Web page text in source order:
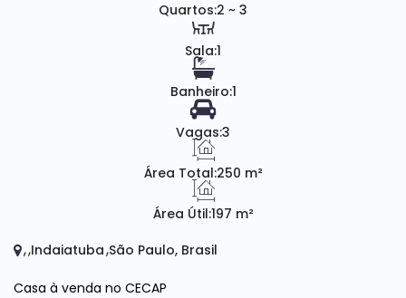
Quartos:2 ~ 3
Sala:1
Banheiro:1
Vagas:3
Área Total:250 m²
Área Útil:197 m²
Indaiatuba São Paulo, Brasil
Casa à venda no CECAP